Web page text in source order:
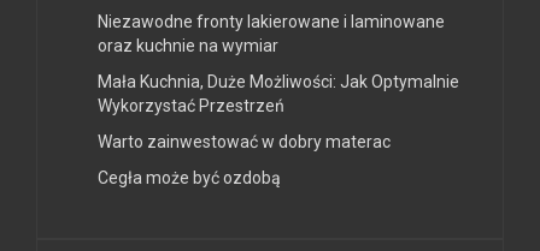
Niezawodne fronty lakierowane i laminowane
oraz kuchnie na wymiar
Mała Kuchnia, Duże Możliwości: Jak Optymalnie
Wykorzystać Przestrzeń
Warto zainwestować w dobry materac
Cegła może być ozdobą